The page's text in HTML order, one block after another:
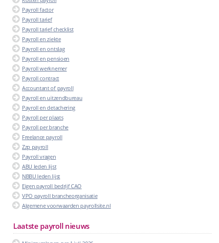
Payroll factor
Payroll tarief
Payroll tarief checklist
Payroll en ziekte
Payroll en ontslag
Payroll en pensioen
Payroll werknemer
Payroll contract
Accountant of payroll
Payroll en uitzendbureau
Payroll en detachering
Payroll per plaats
Payroll per branche
Freelance payroll
Zzp payroll
Payroll vragen
ABU leden lijst
NBBU leden lijst
Eigen payroll bedrijf CAO
VPO payroll brancheorganisatie
Algemene voorwaarden payrollsite.nl
Laatste payroll nieuws